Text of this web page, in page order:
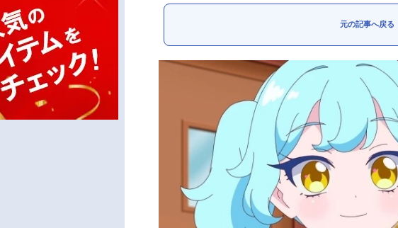
元の記事へ戻る